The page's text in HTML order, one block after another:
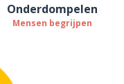
Onderdompelen
Mensen begrijpen